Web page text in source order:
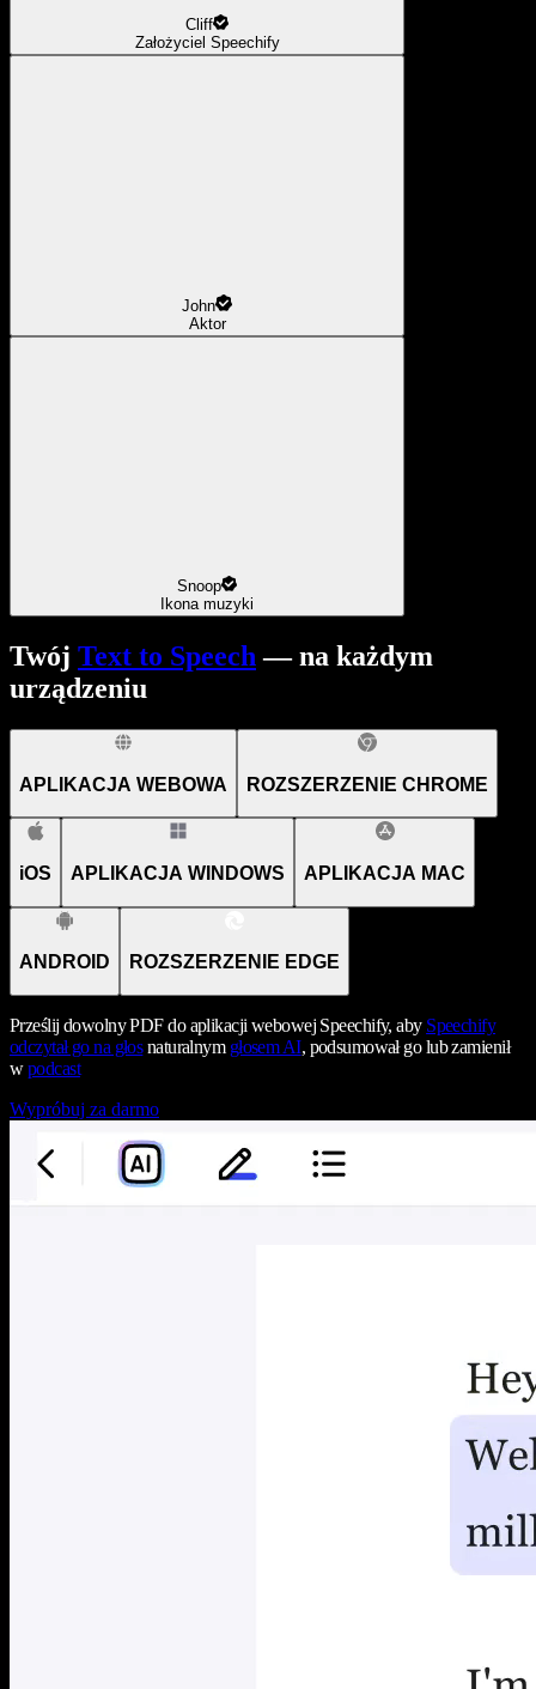
Cliff
Założyciel Speechify
John
Aktor
Snoop
Ikona muzyki
Twój Text to Speech— na każdym
urządzeniu
APLIKACJA WEBOWA ROZSZERZENIE CHROME
iOS APLIKACJA WINDOWS APLIKACJA MAC
ANDROID ROZSZERZENIE EDGE
Prześlij dowolny PDF do aplikacji webowej Speechify, aby Speechify
odczytał go na głosnaturalnym głosem AI, podsumował go lub zamienił
wpodcast
Wypróbuj za darmo